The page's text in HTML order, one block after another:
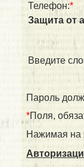
Телефон:*
Защита от
Введите
Пароль
*Поля,
Нажимая на